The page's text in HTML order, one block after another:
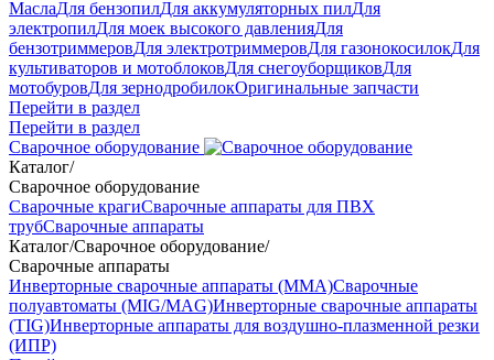
МаслаДля бензопилДля аккумуляторных пилДля
электропилДля моек высокого давленияДля
бензотриммеровДля электротриммеровДля газонокосилокДля
культиваторов и мотоблоковДля снегоуборщиковДля
мотобуровДля зернодробилокОригинальные запчасти
Перейти в раздел
Перейти в раздел
Сварочное оборудование
Каталог/
Сварочное оборудование
Сварочные крагиСварочные аппараты для ПВХ
трубСварочные аппараты
Каталог/Сварочное оборудование/
Сварочные аппараты
Инверторные сварочные аппараты (ММА)Сварочные
полуавтоматы (MIG/MAG)Инверторные сварочные аппараты
(TIG)Инверторные аппараты для воздушно-плазменной резки
(ИПР)